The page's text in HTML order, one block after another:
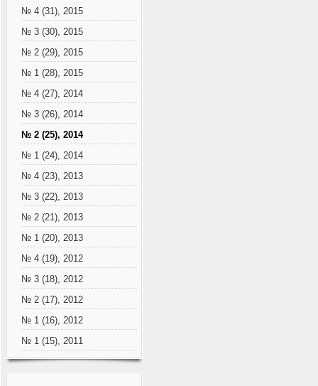
№ 4 (31), 2015
№ 3 (30), 2015
№ 2 (29), 2015
№ 1 (28), 2015
№ 4 (27), 2014
№ 3 (26), 2014
№ 2 (25), 2014
№ 1 (24), 2014
№ 4 (23), 2013
№ 3 (22), 2013
№ 2 (21), 2013
№ 1 (20), 2013
№ 4 (19), 2012
№ 3 (18), 2012
№ 2 (17), 2012
№ 1 (16), 2012
№ 1 (15), 2011